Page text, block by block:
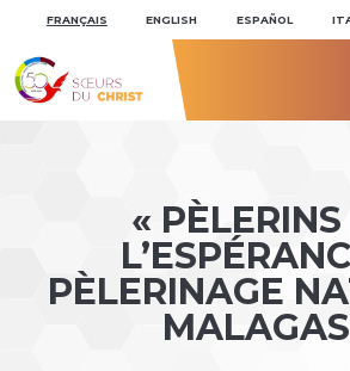
Aller
navigation
personnelsFRANÇAIS ENGLISH ESPAÑOL
«
PÈLERINAGE